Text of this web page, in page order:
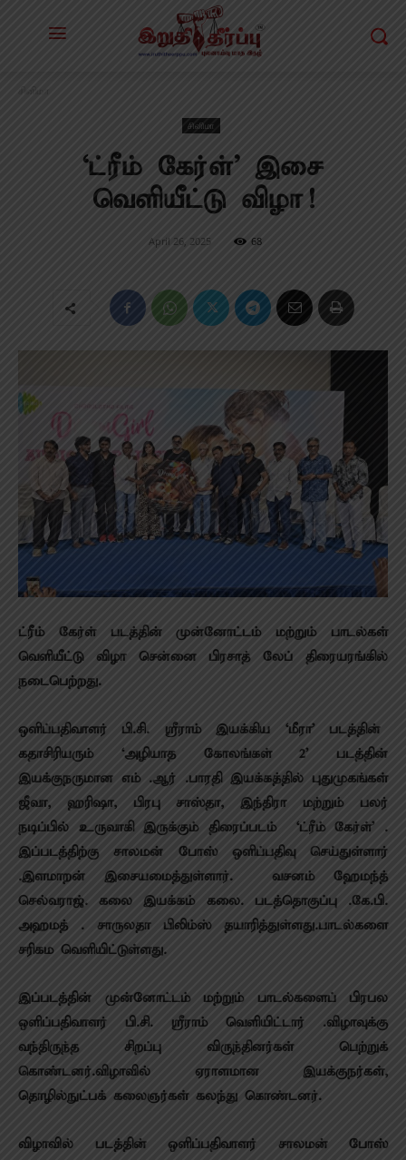
சினிமா
‘ட்ரீம் கேர்ள்’ இசை
வெளியீட்டு விழா!
April 26, 2025 68
ட்ரீம் கேர்ள் படத்தின் முன்னோட்டம் மற்றும் பாடல்கள்
வெளியீட்டு விழா சென்னை பிரசாத் லேப் திரையரங்கில்
நடைபெற்றது.
ஒளிப்பதிவாளர் பி.சி. ஸ்ரீராம் இயக்கிய ‘மீரா’ படத்தின்
கதாசிரியரும் ‘அழியாத கோலங்கள் 2’ படத்தின்
இயக்குநருமான எம் .ஆர் .பாரதி இயக்கத்தில் புதுமுகங்கள்
ஜீவா, ஹரிஷா, பிரபு சாஸ்தா, இந்திரா மற்றும் பலர்
நடிப்பில் உருவாகி இருக்கும் திரைப்படம் ‘ட்ரீம் கேர்ள்’ .
இப்படத்திற்கு சாலமன் போஸ் ஒளிப்பதிவு செய்துள்ளார்
.இளமாறன் இசையமைத்துள்ளார். வசனம் ஹேமந்த்
செல்வராஜ். கலை இயக்கம் கலை. படத்தொகுப்பு .கே.பி.
அஹமத் . சாருலதா பிலிம்ஸ் தயாரித்துள்ளது.பாடல்களை
சரிகம வெளியிட்டுள்ளது.
இப்படத்தின் முன்னோட்டம் மற்றும் பாடல்களைப் பிரபல
ஒளிப்பதிவாளர் பி.சி. ஸ்ரீராம் வெளியிட்டார் .விழாவுக்கு
வந்திருந்த சிறப்பு விருந்தினர்கள் பெற்றுக்
கொண்டனர்.விழாவில் ஏராளமான இயக்குநர்கள்,
தொழில்நுட்பக் கலைஞர்கள் கலந்து கொண்டனர்.
விழாவில் படத்தின் ஒளிப்பதிவாளர் சாலமன் போஸ்